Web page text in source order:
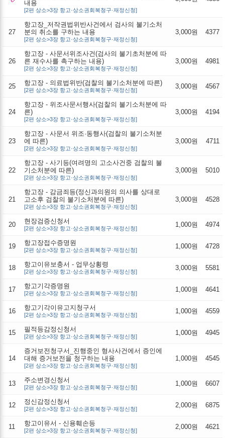
내용
[2편 상소>3장 항고·상소권회복청구·재정신청]
27
항고장_저작권법위반사건에서 검사의 불기소처
분의 취소를 구하는 내용
[2편 상소>3장 항고·상소권회복청구·재정신청]
3,000원 4377
26
항고장 - 사문서위조사건(검사의 불기초처분에 따
른 재수사를 촉구하는 내용)
[2편 상소>3장 항고·상소권회복청구·재정신청]
3,000원 4981
25 항고장 - 의료법위반(검찰의 불기소처분에 따른)
[2편 상소>3장 항고·상소권회복청구·재정신청] 3,000원 4567
24
항고장 - 위조사문서행사(검찰의 불기소처분에 따
른)
[2편 상소>3장 항고·상소권회복청구·재정신청]
3,000원 4194
23
항고장 - 사문서 위조·동행사(검찰의 불기소처분
에 따른)
[2편 상소>3장 항고·상소권회복청구·재정신청]
3,000원 4711
22
항고장 - 사기등(여려명의 고소사건중 검찰의 불
기소처분에 따른)
[2편 상소>3장 항고·상소권회복청구·재정신청]
3,000원 5010
21
항고장 - 감금죄등(정신과의원의 의사를 상대로
고소후 검찰의 불기소처분에 따른)
[2편 상소>3장 항고·상소권회복청구·재정신청]
3,000원 4528
20 현장검증신청서
[2편 상소>3장 항고·상소권회복청구·재정신청] 1,000원 4974
19 항고장접수증명원
[2편 상소>3장 항고·상소권회복청구·재정신청] 1,000원 4728
18 항고이유보충서 - 업무상횡령
[2편 상소>3장 항고·상소권회복청구·재정신청] 3,000원 5581
17 항고기각증명원
[2편 상소>3장 항고·상소권회복청구·재정신청] 1,000원 4641
16 항고기각이유고지청구서
[2편 상소>3장 항고·상소권회복청구·재정신청] 1,000원 4559
15 필적등감정신청서
[2편 상소>3장 항고·상소권회복청구·재정신청] 1,000원 4945
14
증거보전청구서_진행중인 형사사건에서 증인에
대해 증거보전을 청구하는 내용
[2편 상소>3장 항고·상소권회복청구·재정신청]
1,000원 4545
13 주소변경신청서
[2편 상소>3장 항고·상소권회복청구·재정신청] 1,000원 6607
12 정신감정신청서
[2편 상소>3장 항고·상소권회복청구·재정신청] 2,000원 6875
11 항고이유서 - 신용훼손등
[2편 상소>3장 항고·상소권회복청구·재정신청] 2,000원 4621